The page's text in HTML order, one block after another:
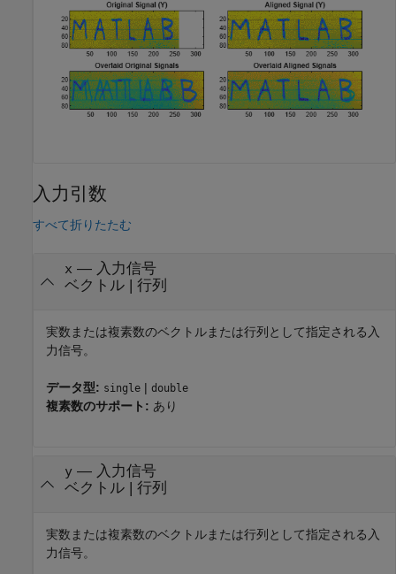
入力引数
すべて折りたたむ
x — 入力信号
ベクトル| 行列
実数または複素数のベクトルまたは行列として指定される入
力信号。
データ型: single | double
複素数のサポート: あり
y— 入力信号
ベクトル| 行列
実数または複素数のベクトルまたは行列として指定される入
力信号。